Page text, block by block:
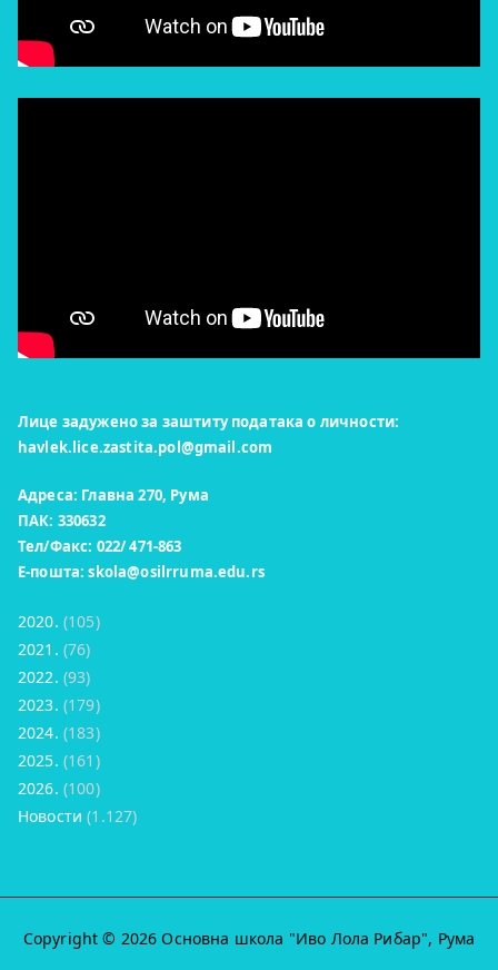
Лице задужено за заштиту података о личности:
havlek.lice.zastita.pol@gmail.com
Адреса: Главна 270, Рума
ПАК: 330632
Тел/Факс: 022/ 471-863
Е-пошта:skola@osilrruma.edu.rs
2020. (105)
2021. (76)
2022. (93)
2023. (179)
2024. (183)
2025. (161)
2026. (100)
Новости (1.127)
Copyright © 2026 Основна школа "Иво Лола Рибар", Рума